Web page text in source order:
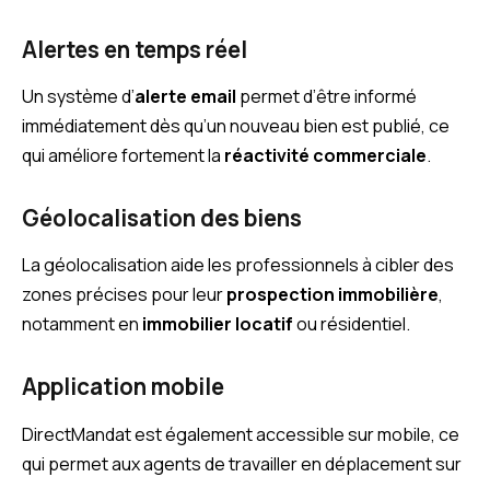
Alertes en temps réel
Un système d’alerte email permet d’être informé
immédiatement dès qu’un nouveau bien est publié, ce
qui améliore fortement la réactivité commerciale.
Géolocalisation des biens
La géolocalisation aide les professionnels à cibler des
zones précises pour leurprospection immobilière,
notamment en immobilier locatifou résidentiel.
Application mobile
DirectMandat est également accessible sur mobile, ce
qui permet aux agents de travailler en déplacement sur